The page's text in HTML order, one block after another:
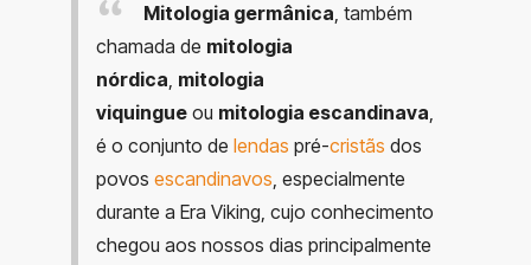
Mitologia germânica, também
chamada de mitologia
nórdica, mitologia
viquingue ou mitologia escandinava,
é o conjunto de lendas pré-cristãs dos
povos escandinavos, especialmente
durante a Era Viking, cujo conhecimento
chegou aos nossos dias principalmente